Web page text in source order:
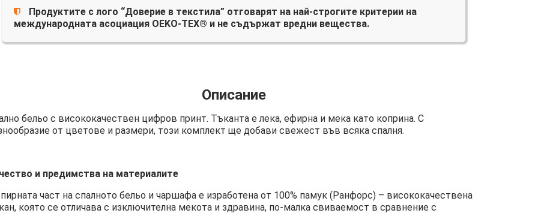
Продуктите с лого “Доверие в текстила” отговарят на най-строгите критерии на
международната асоциация OEKO-TEX® и не съдържат вредни вещества.
Описание
бельо с висококачествен цифров принт. Тъканта е лека, ефирна и мека като коприна. С
от цветове и размери, този комплект ще добави свежест във всяка спалня.
и предимства на материалите
част на спалното бельо и чаршафа е изработена от 100% памук (Ранфорс) – висококачествена
която се отличава с изключителна мекота и здравина, по-малка свиваемост в сравнение с